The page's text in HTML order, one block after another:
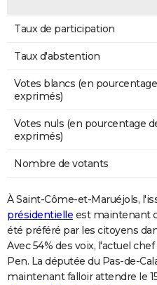
Taux de participation
Taux d'abstention
Votes blancs (en
exprimés)
Votes nuls (en pourcentage
exprimés)
Nombre de votants
À Saint-Côme-et-Maruéjols,
présidentielle est maintenant
été préféré par les citoyens
Avec 54% des voix, l'actuel
Pen. La députée du Pas-de-
maintenant falloir attendre le